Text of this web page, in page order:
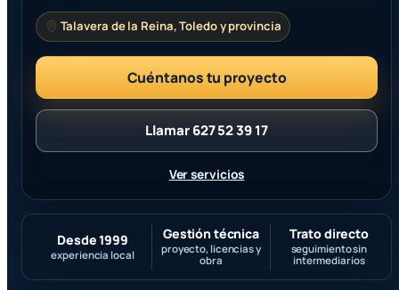
Talavera de la Reina, Toledo y provincia
Cuéntanos tu proyecto
Llamar 627 52 39 17
Ver servicios
Desde 1999
experiencia local
Gestión técnica
proyecto, licencias y
obra
Trato directo
seguimiento sin
intermediarios